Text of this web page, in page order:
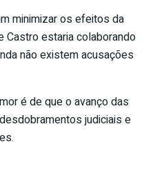
minimizar os efeitos da
Castro estaria colaborando
não existem acusações
é de que o avanço das
judiciais e